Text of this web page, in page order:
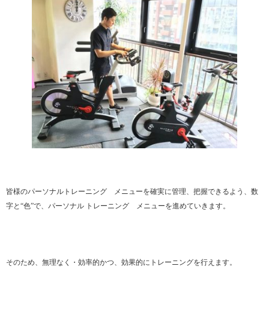
皆様のパーソナルトレーニング メニューを確実に管理、把握できるよう、数
字と“色”で、パーソナル トレーニング メニューを進めていきます。
そのため、無理なく・効率的かつ、効果的にトレーニングを行えます。